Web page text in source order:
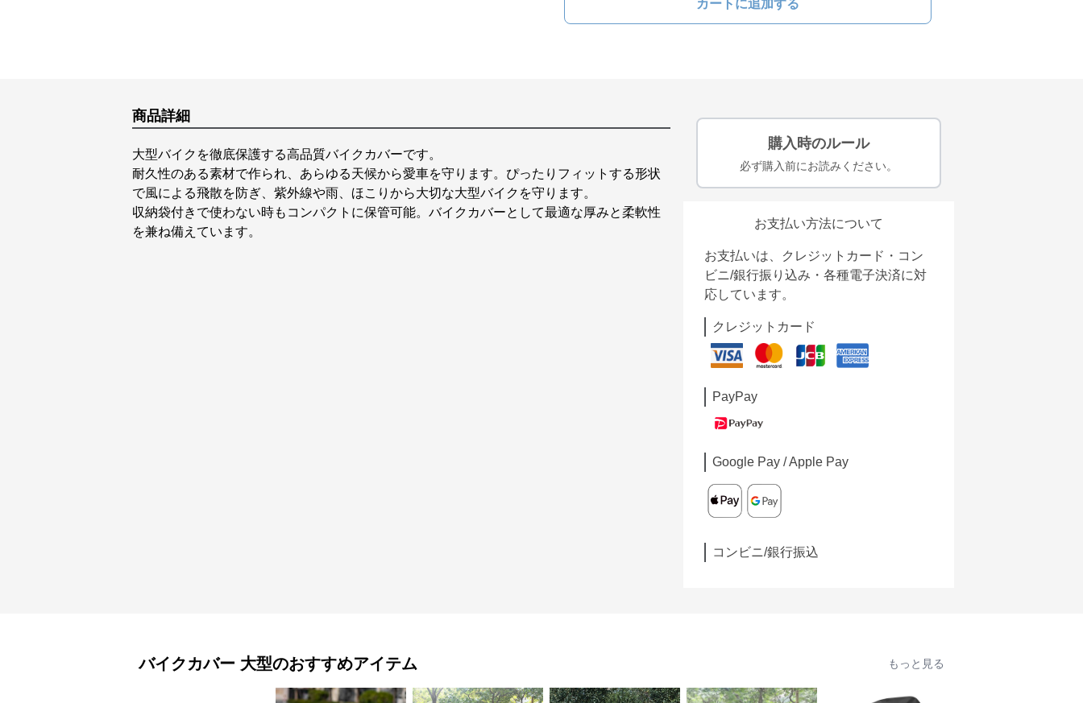
カートに追加する
商品詳細
大型バイクを徹底保護する高品質バイクカバーです。
耐久性のある素材で作られ、あらゆる天候から愛車を守ります。ぴったりフィットする形状
で風による飛散を防ぎ、紫外線や雨、ほこりから大切な大型バイクを守ります。
収納袋付きで使わない時もコンパクトに保管可能。バイクカバーとして最適な厚みと柔軟性
を兼ね備えています。
購入時のルール
必ず購入前にお読みください。
お支払い方法について
お支払いは、クレジットカード・コン
ビニ/銀行振り込み・各種電子決済に対
応しています。
クレジットカード
PayPay
Google Pay / Apple Pay
コンビニ/銀行振込
バイクカバー 大型のおすすめアイテム もっと見る